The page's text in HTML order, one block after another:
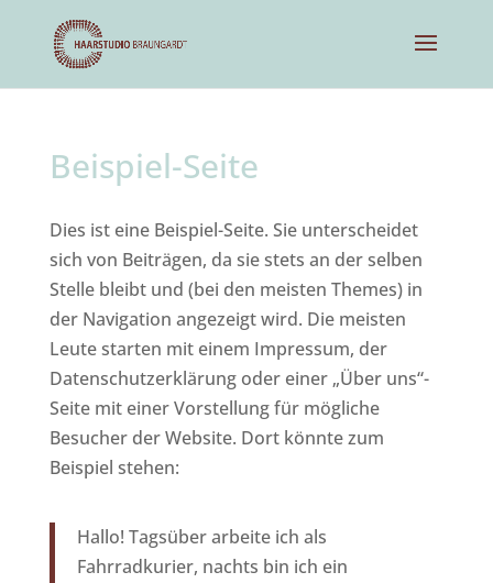
Beispiel-Seite
Dies ist eine Beispiel-Seite. Sie unterscheidet
sich von Beiträgen, da sie stets an der selben
Stelle bleibt und (bei den meisten Themes) in
der Navigation angezeigt wird. Die meisten
Leute starten mit einem Impressum, der
Datenschutzerklärung oder einer „Über uns“-
Seite mit einer Vorstellung für mögliche
Besucher der Website. Dort könnte zum
Beispiel stehen:
Hallo! Tagsüber arbeite ich als
Fahrradkurier, nachts bin ich ein